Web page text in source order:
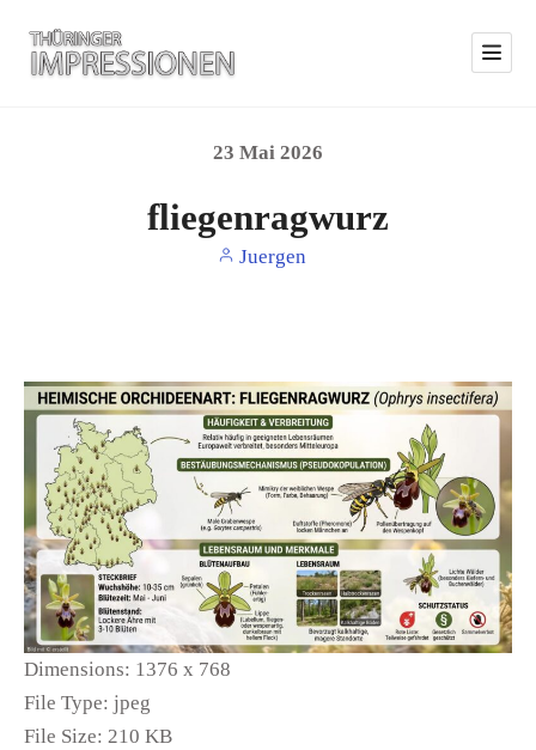
23 Mai 2026
fliegenragwurz
Juergen
Dimensions: 1376 x 768
File Type: jpeg
File Size: 210 KB